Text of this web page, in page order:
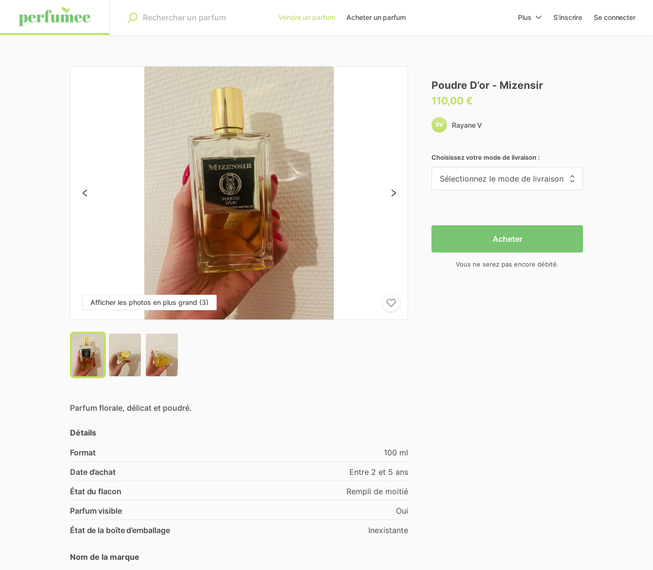
Vendre un parfum Acheter un parfum Plus S'inscrire Se connecter
Afficher les photos en plus grand (3)
Parfum florale, délicat et poudré.
Détails
Format
100 ml
Date d’achat
Entre 2 et 5 ans
État du flacon
Rempli de moitié
Parfum visible
Oui
État de la boîte d’emballage
Inexistante
Nom de la marque
Poudre D’or - Mizensir
110,00 €
RV Rayane V
Choisissez votre mode de livraison :
Acheter
Vous ne serez pas encore débité.